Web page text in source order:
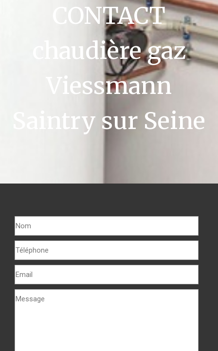
CONTACT
chaudière gaz
Viessmann
Saintry sur Seine